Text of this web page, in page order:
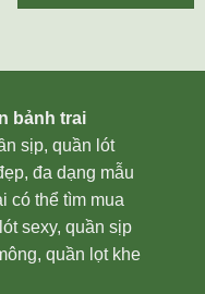
bảnh trai
sịp, quần lót
đa dạng mẫu
có thể tìm mua
sexy, quần sịp
quần lọt khe